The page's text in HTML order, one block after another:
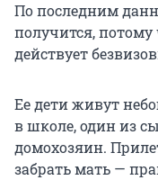
По последним
получится,
действует
Ее дети живут
в школе, один из
домохозяин.
забрать мать —